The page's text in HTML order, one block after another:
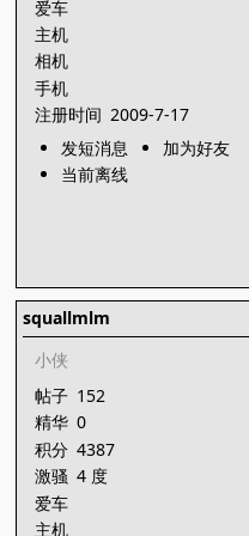
爱车
主机
相机
手机
注册时间 2009-7-17
发短消息
加为好友
当前离线
squallmlm
小侠
帖子 152
精华 0
积分 4387
激骚 4 度
爱车
主机